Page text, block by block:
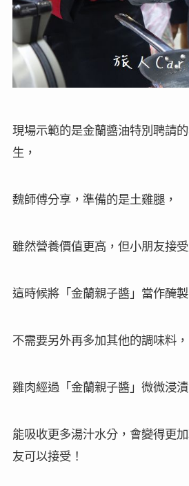
現場示範的是金蘭醬油特別聘請
生，
魏師傅分享，準備的是土雞腿，
雖然營養價值更高，但小朋友接
這時候將「金蘭親子醬」當作醃
不需要另外再多加其他的調味料，
雞肉經過「金蘭親子醬」微微浸漬
能吸收更多湯汁水分，會變得更
友可以接受！